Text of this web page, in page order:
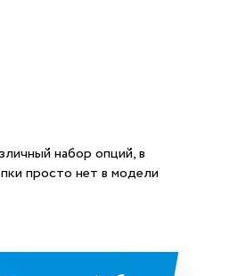
набор опций, в
просто нет в модели